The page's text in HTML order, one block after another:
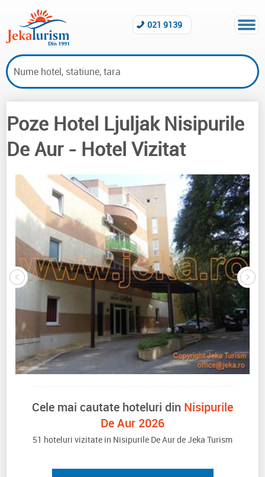
021 9139
Hoteluri vizitate Nisipurile De Aur
Poze Hotel Ljuljak Nisipurile
De Aur - Hotel Vizitat
Cele mai cautate hoteluri din Nisipurile
De Aur 2026
51 hoteluri vizitate in Nisipurile De Aur de Jeka Turism